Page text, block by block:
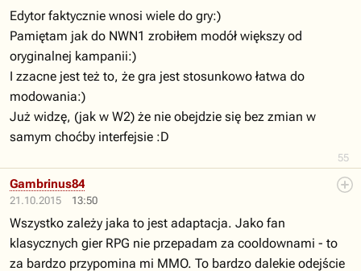
55
Edytor faktycznie wnosi wiele do gry:)
Pamiętam jak do NWN1 zrobiłem modół większy od
oryginalnej kampanii:)
I zzacne jest też to, że gra jest stosunkowo łatwa do
modowania:)
Już widzę, (jak w W2) że nie obejdzie się bez zmian w
samym choćby interfejsie :D
21.10.2015 13:50
Gambrinus84
Wszystko zależy jaka to jest adaptacja. Jako fan
klasycznych gier RPG nie przepadam za cooldownami - to
za bardzo przypomina mi MMO. To bardzo dalekie odejście